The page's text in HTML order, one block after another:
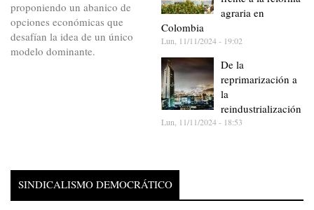
proponiendo un abanico de
opciones económicas que
desafían la idea de un único
modelo dominante.
agraria en
Colombia
Lun, 11/11/2024 - 19:02
De la
reprimarización a
la
reindustrialización
Lun, 11/11/2024 - 18:53
SINDICALISMO DEMOCRÁTICO